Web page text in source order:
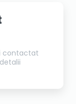
contactat